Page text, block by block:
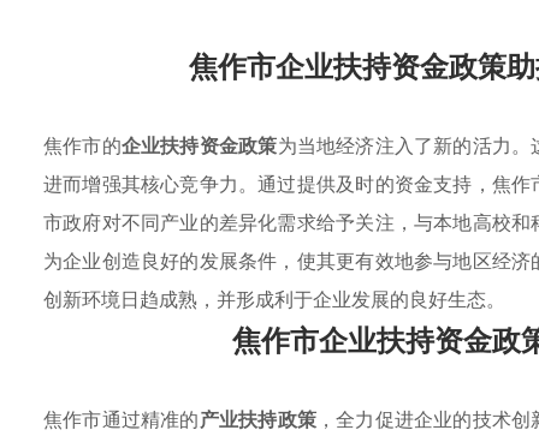
焦作市企业扶持资金政策
焦作市的企业扶持资金政策为当地经济注入了新的活力
进而增强其核心竞争力。通过提供及时的资金支持，焦
市政府对不同产业的差异化需求给予关注，与本地高校
为企业创造良好的发展条件，使其更有效地参与地区经
创新环境日趋成熟，并形成利于企业发展的良好生态。
焦作市企业扶持资金政
焦作市通过精准的产业扶持政策，全力促进企业的技术